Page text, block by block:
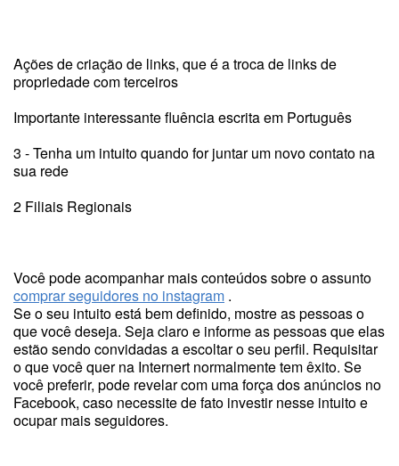
Ações de criação de links, que é a troca de links de
propriedade com terceiros
Importante interessante fluência escrita em Português
3 - Tenha um intuito quando for juntar um novo contato na
sua rede
2 Filiais Regionais
Você pode acompanhar mais conteúdos sobre o assunto
comprar seguidores no instagram .
Se o seu intuito está bem definido, mostre as pessoas o
que você deseja. Seja claro e informe as pessoas que elas
estão sendo convidadas a escoltar o seu perfil. Requisitar
o que você quer na Internert normalmente tem êxito. Se
você preferir, pode revelar com uma força dos anúncios no
Facebook, caso necessite de fato investir nesse intuito e
ocupar mais seguidores.